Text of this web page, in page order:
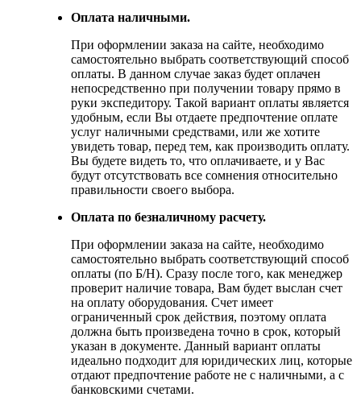
Оплата наличными.
При оформлении заказа на сайте, необходимо
самостоятельно выбрать соответствующий способ
оплаты. В данном случае заказ будет оплачен
непосредственно при получении товару прямо в
руки экспедитору. Такой вариант оплаты является
удобным, если Вы отдаете предпочтение оплате
услуг наличными средствами, или же хотите
увидеть товар, перед тем, как производить оплату.
Вы будете видеть то, что оплачиваете, и у Вас
будут отсутствовать все сомнения относительно
правильности своего выбора.
Оплата по безналичному расчету.
При оформлении заказа на сайте, необходимо
самостоятельно выбрать соответствующий способ
оплаты (по Б/Н). Сразу после того, как менеджер
проверит наличие товара, Вам будет выслан счет
на оплату оборудования. Счет имеет
ограниченный срок действия, поэтому оплата
должна быть произведена точно в срок, который
указан в документе. Данный вариант оплаты
идеально подходит для юридических лиц, которые
отдают предпочтение работе не с наличными, а с
банковскими счетами.